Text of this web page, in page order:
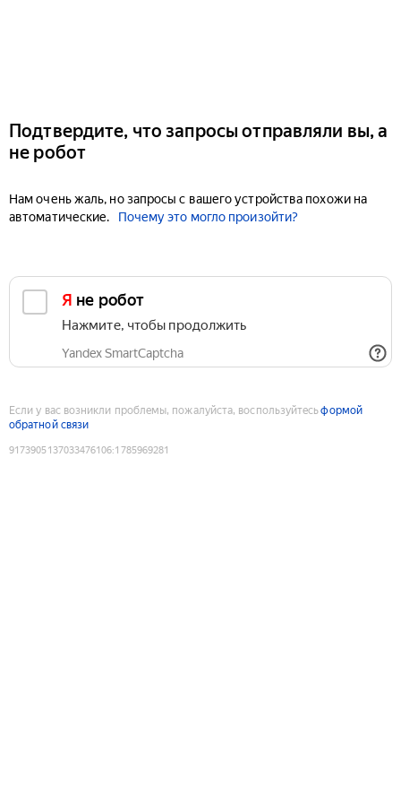
Подтвердите, что запросы отправляли вы, а
не робот
Нам очень жаль, но запросы с вашего устройства похожи на
автоматические.
Почему это могло произойти?
Я не робот
Нажмите, чтобы продолжить
Yandex SmartCaptcha
Если у вас возникли проблемы, пожалуйста, воспользуйтесьформой
обратной связи
9173905137033476106:1785969281